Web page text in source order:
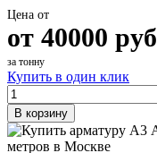
Цена от
от 40000 руб
за тонну
Купить в один клик
В корзину